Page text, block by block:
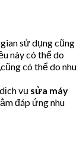
sử dụng cũng
này có thể do
có thể do nhu
vụ sửa máy
đáp ứng nhu